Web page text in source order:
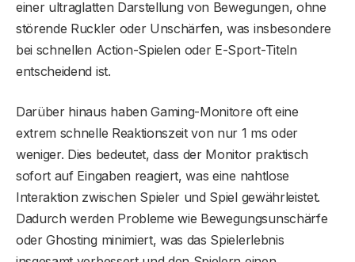
einer ultraglatten Darstellung von Bewegungen, ohne
störende Ruckler oder Unschärfen, was insbesondere
bei schnellen Action-Spielen oder E-Sport-Titeln
entscheidend ist.
Darüber hinaus haben Gaming-Monitore oft eine
extrem schnelle Reaktionszeit von nur 1 ms oder
weniger. Dies bedeutet, dass der Monitor praktisch
sofort auf Eingaben reagiert, was eine nahtlose
Interaktion zwischen Spieler und Spiel gewährleistet.
Dadurch werden Probleme wie Bewegungsunschärfe
oder Ghosting minimiert, was das Spielerlebnis